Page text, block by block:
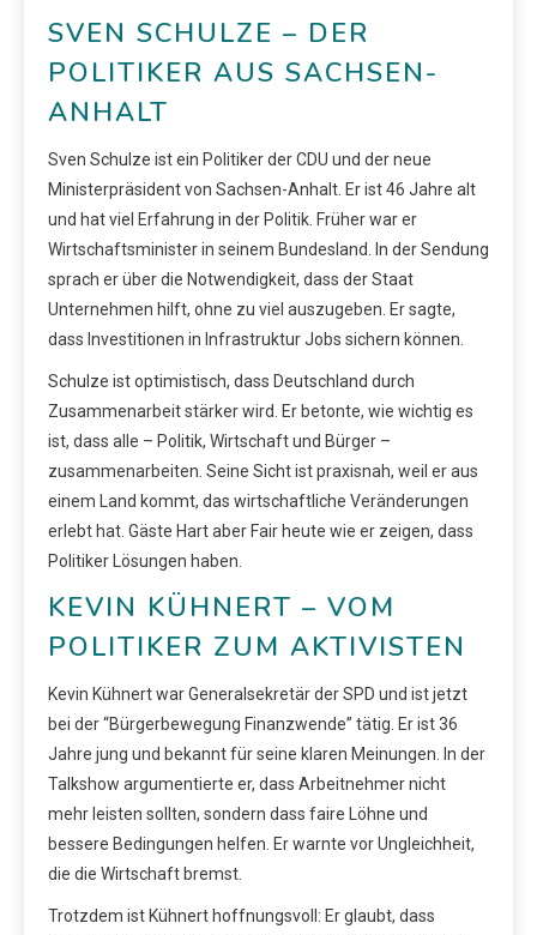
SVEN SCHULZE – DER
POLITIKER AUS SACHSEN-
ANHALT
Sven Schulze ist ein Politiker der CDU und der neue
Ministerpräsident von Sachsen-Anhalt. Er ist 46 Jahre alt
und hat viel Erfahrung in der Politik. Früher war er
Wirtschaftsminister in seinem Bundesland. In der Sendung
sprach er über die Notwendigkeit, dass der Staat
Unternehmen hilft, ohne zu viel auszugeben. Er sagte,
dass Investitionen in Infrastruktur Jobs sichern können.
Schulze ist optimistisch, dass Deutschland durch
Zusammenarbeit stärker wird. Er betonte, wie wichtig es
ist, dass alle – Politik, Wirtschaft und Bürger –
zusammenarbeiten. Seine Sicht ist praxisnah, weil er aus
einem Land kommt, das wirtschaftliche Veränderungen
erlebt hat. Gäste Hart aber Fair heute wie er zeigen, dass
Politiker Lösungen haben.
KEVIN KÜHNERT – VOM
POLITIKER ZUM AKTIVISTEN
Kevin Kühnert war Generalsekretär der SPD und ist jetzt
bei der “Bürgerbewegung Finanzwende” tätig. Er ist 36
Jahre jung und bekannt für seine klaren Meinungen. In der
Talkshow argumentierte er, dass Arbeitnehmer nicht
mehr leisten sollten, sondern dass faire Löhne und
bessere Bedingungen helfen. Er warnte vor Ungleichheit,
die die Wirtschaft bremst.
Trotzdem ist Kühnert hoffnungsvoll: Er glaubt, dass